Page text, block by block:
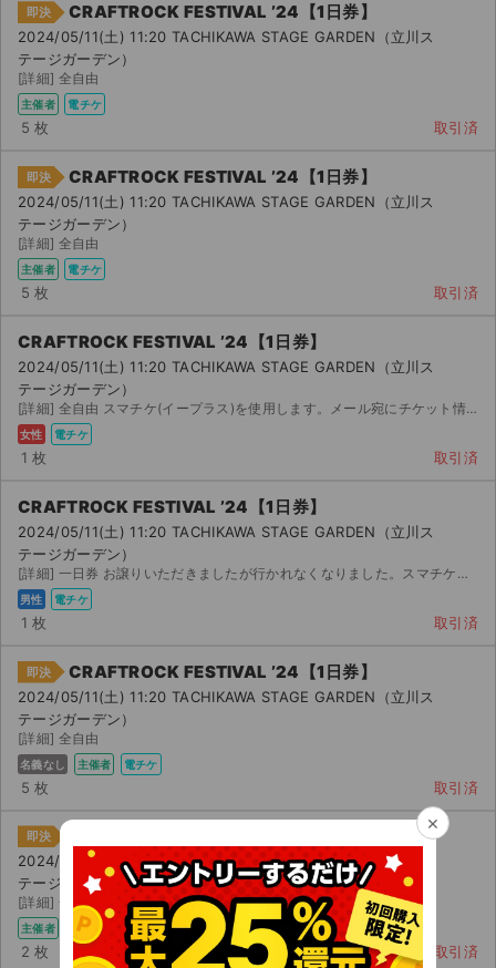
即決 CRAFTROCK FESTIVAL ’24【1日券】
2024/05/11(土) 11:20 TACHIKAWA STAGE GARDEN（立川ス
テージガーデン）
[詳細] 全自由
主催者 電チケ
5 枚 取引済
即決 CRAFTROCK FESTIVAL ’24【1日券】
2024/05/11(土) 11:20 TACHIKAWA STAGE GARDEN（立川ス
テージガーデン）
[詳細] 全自由
主催者 電チケ
5 枚 取引済
CRAFTROCK FESTIVAL ’24【1日券】
2024/05/11(土) 11:20 TACHIKAWA STAGE GARDEN（立川ス
テージガーデン）
[詳細] 全自由 スマチケ(イープラス)を使用します。メール宛にチケット情報お送りします。
女性 電チケ
1 枚 取引済
CRAFTROCK FESTIVAL ’24【1日券】
2024/05/11(土) 11:20 TACHIKAWA STAGE GARDEN（立川ス
テージガーデン）
[詳細] 一日券 お譲りいただきましたが行かれなくなりました。スマチケで分配します。時間帯によっては承認...
男性 電チケ
1 枚 取引済
即決 CRAFTROCK FESTIVAL ’24【1日券】
2024/05/11(土) 11:20 TACHIKAWA STAGE GARDEN（立川ス
テージガーデン）
[詳細] 全自由
名義なし 主催者 電チケ
5 枚 取引済
即決
2024/05/11(土) 11:20 TACHIKAWA STAGE GARDEN（立川ス
テージガーデン）
[詳細] 全自由
主催者 電チケ
2 枚 取引済
×